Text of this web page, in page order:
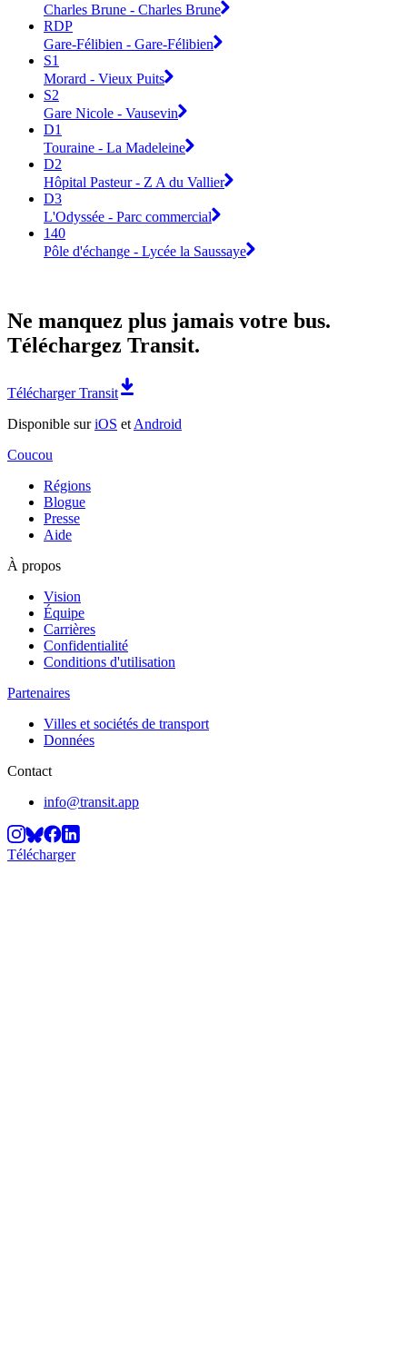
Charles Brune - Charles Brune
RDP
Gare-Félibien - Gare-Félibien
S1
Morard - Vieux Puits
S2
Gare Nicole - Vausevin
D1
Touraine - La Madeleine
D2
Hôpital Pasteur - Z A du Vallier
D3
L'Odyssée - Parc commercial
140
Pôle d'échange - Lycée la Saussaye
Ne manquez plus jamais votre bus.
Téléchargez Transit.
Télécharger Transit
Disponible suriOS et Android
Coucou
Régions
Blogue
Presse
Aide
À propos
Vision
Équipe
Carrières
Confidentialité
Conditions d'utilisation
Partenaires
Villes et sociétés de transport
Données
Contact
info@transit.app
Télécharger